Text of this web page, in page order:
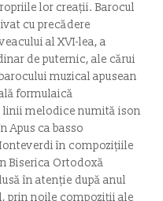
lor creaţii. Barocul
cu precădere
al XVI-lea, a
de puternic, ale cărui
muzical apusean
formulaică
linii melodice numită ison
Apus cabasso
în compoziţiile
Biserica Ortodoxă
în atenţie după anul
prin noile compoziţii ale